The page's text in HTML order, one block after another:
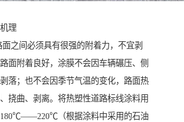
理
之间必须具有很强的附着力，不宜剥
面附着良好，涂膜不会因车辆碾压、侧
落；也不会因季节气温的变化，路面热
挠曲、剥离。将热塑性道路标线涂料用
180℃——220℃（根据涂料中采用的石油